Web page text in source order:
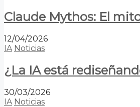
Claude Mythos: El
12/04/2026
IA Noticias
¿La IA está
30/03/2026
IA Noticias